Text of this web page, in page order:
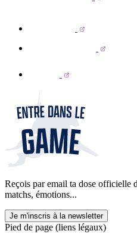
Reçois par email ta dose officielle
matchs, émotions...
Je m'inscris à la newsletter
Pied de page (liens légaux)